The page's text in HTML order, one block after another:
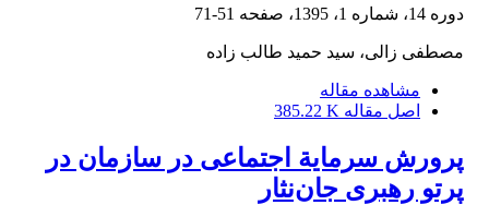
دوره 14، شماره 1، 1395، صفحه 51-71
مصطفی زالی، سید حمید طالب زاده
مشاهده مقاله
اصل مقاله 385.22 K
پرورش سرمایة اجتماعی در سازمان در
پرتو رهبری جان‌نثار